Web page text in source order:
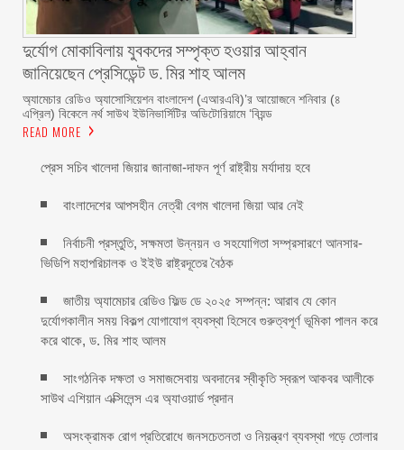
দুর্যোগ মোকাবিলায় যুবকদের সম্পৃক্ত হওয়ার আহ্বান
জানিয়েছেন প্রেসিডেন্ট ড. মির শাহ আলম ‎ ‎
অ্যামেচার রেডিও অ্যাসোসিয়েশন বাংলাদেশ (এআরএবি)’র আয়োজনে শনিবার (৪
এপ্রিল) বিকেলে নর্থ সাউথ ইউনিভার্সিটির অডিটোরিয়ামে ‘বিয়ন্ড
READ MORE
প্রেস সচিব খালেদা জিয়ার জানাজা-দাফন পূর্ণ রাষ্ট্রীয় মর্যাদায় হবে
বাংলাদেশের আপসহীন নেত্রী বেগম খালেদা জিয়া আর নেই
নির্বাচনী প্রস্তুতি, সক্ষমতা উন্নয়ন ও সহযোগিতা সম্প্রসারণে আনসার-
ভিডিপি মহাপরিচালক ও ইইউ রাষ্ট্রদূতের বৈঠক
জাতীয় অ্যামেচার রেডিও ফিল্ড ডে ২০২৫ সম্পন্ন: আরাব যে কোন
দুর্যোগকালীন সময় বিকল্প যোগাযোগ ব্যবস্থা হিসেবে গুরুত্বপূর্ণ ভূমিকা পালন করে
করে থাকে, ড. মির শাহ আলম
সাংগঠনিক দক্ষতা ও সমাজসেবায় অবদানের স্বীকৃতি স্বরূপ আকবর আলীকে
সাউথ এশিয়ান এক্সিলেন্স এর অ্যাওয়ার্ড প্রদান
অসংক্রামক রোগ প্রতিরোধে জনসচেতনতা ও নিয়ন্ত্রণ ব্যবস্থা গড়ে তোলার